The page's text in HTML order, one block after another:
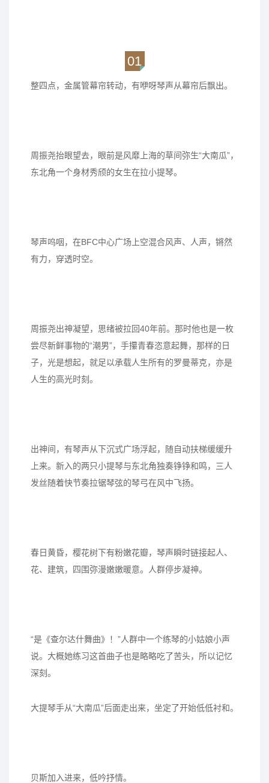
01
整四点，金属管幕帘转动，有咿呀琴声从幕帘后飘出。
周振尧抬眼望去，眼前是风靡上海的草间弥生“大南瓜”，
东北角一个身材秀颀的女生在拉小提琴。
琴声呜咽，在BFC中心广场上空混合风声、人声，锵然
有力，穿透时空。
周振尧出神凝望，思绪被拉回40年前。那时他也是一枚
尝尽新鲜事物的“潮男”，手攥青春恣意起舞，那样的日
子，光是想起，就足以承载人生所有的罗曼蒂克，亦是
人生的高光时刻。
出神间，有琴声从下沉式广场浮起，随自动扶梯缓缓升
上来。新入的两只小提琴与东北角独奏铮铮和鸣，三人
发丝随着快节奏拉锯琴弦的琴弓在风中飞扬。
春日黄昏，樱花树下有粉嫩花瓣，琴声瞬时链接起人、
花、建筑，四围弥漫嫩嫩暖意。人群停步凝神。
“是《查尔达什舞曲》！”人群中一个练琴的小姑娘小声
说。大概她练习这首曲子也是略略吃了苦头，所以记忆
深刻。
大提琴手从“大南瓜”后面走出来，坐定了开始低低衬和。
贝斯加入进来，低吟抒情。